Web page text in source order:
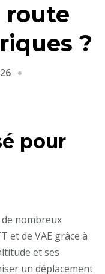
route
?
pour
nombreux
et de VAE grâce à
et ses
un déplacement